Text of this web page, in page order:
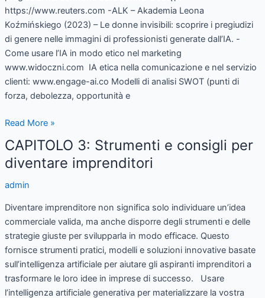
Read More »
CAPITOLO 3: Strumenti e consigli per
diventare imprenditori
admin
Diventare imprenditore non significa solo individuare un’idea
commerciale valida, ma anche disporre degli strumenti e delle
strategie giuste per svilupparla in modo efficace. Questo
fornisce strumenti pratici, modelli e soluzioni innovative basate
sull’intelligenza artificiale per aiutare gli aspiranti imprenditori a
trasformare le loro idee in imprese di successo. Usare
l’intelligenza artificiale generativa per materializzare la vostra
CAPITOLO
3:
Strumenti
e
diventare
imprenditori